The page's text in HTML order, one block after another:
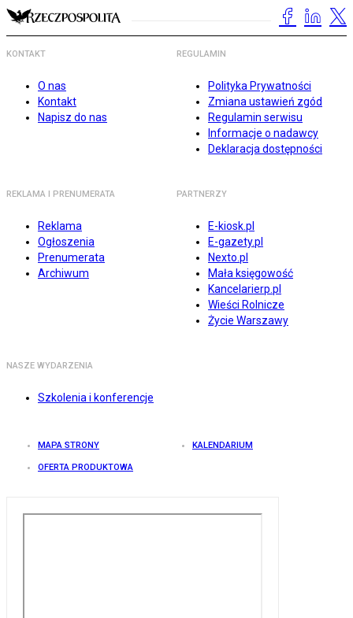
KONTAKT
O nas
Kontakt
Napisz do nas
REGULAMIN
Polityka Prywatności
Zmiana ustawień zgód
Regulamin serwisu
Informacje o nadawcy
Deklaracja dostępności
REKLAMA I PRENUMERATA
Reklama
Ogłoszenia
Prenumerata
Archiwum
PARTNERZY
E-kiosk.pl
E-gazety.pl
Nexto.pl
Mała księgowość
Kancelarierp.pl
Wieści Rolnicze
Życie Warszawy
NASZE WYDARZENIA
Szkolenia i konferencje
MAPA STRONY KALENDARIUM
OFERTA PRODUKTOWA